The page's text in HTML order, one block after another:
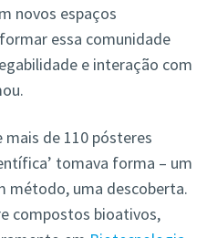
novos espaços
essa comunidade
e interação com
de 110 pósteres
tomava forma – um
método, uma descoberta.
compostos bioativos,